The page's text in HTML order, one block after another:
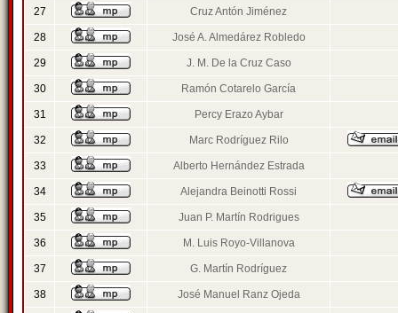
27 Cruz Antón Jiménez
28 José A. Almedárez Robledo
29 J. M. De la Cruz Caso
30 Ramón Cotarelo García
31 Percy Erazo Aybar
32 Marc Rodríguez Rilo
33 Alberto Hernández Estrada
34 Alejandra Beinotti Rossi
35 Juan P. Martín Rodrigues
36 M. Luis Royo-Villanova
37 G. Martín Rodríguez
38 José Manuel Ranz Ojeda